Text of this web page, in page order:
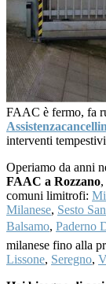
FAAC è fermo, fa
interventi
Operiamo da anni
FAAC a Rozzano
comuni limitrofi:
Milanese, Sesto
Balsamo, Paderno
milanese fino alla
Lissone, Seregno,